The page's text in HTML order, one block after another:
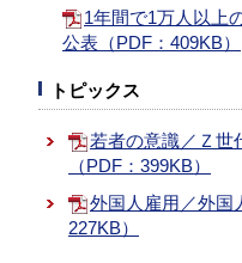
1年間で1万人以上
公表（PDF：409KB）
トピックス
若者の意識／Ｚ
（PDF：399KB）
外国人雇用／外
227KB）